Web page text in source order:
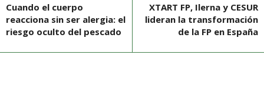
Cuando el cuerpo
reacciona sin ser alergia: el
riesgo oculto del pescado
XTART FP, Ilerna y CESUR
lideran la transformación
de la FP en España